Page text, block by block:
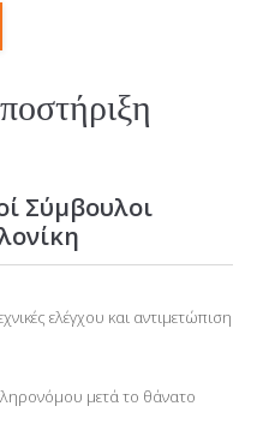
Σύμβουλοι
ελέγχου και αντιμετώπιση
μετά το θάνατο